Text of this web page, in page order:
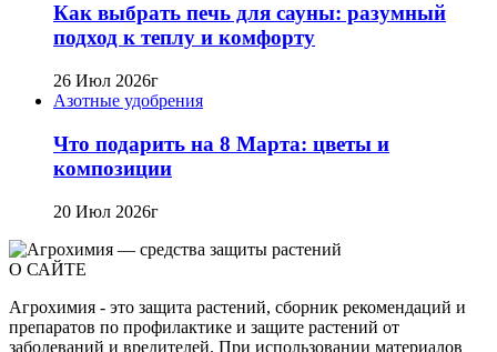
Как выбрать печь для сауны: разумный
подход к теплу и комфорту
26 Июл 2026г
Азотные удобрения
Что подарить на 8 Марта: цветы и
композиции
20 Июл 2026г
О САЙТЕ
Агрохимия - это защита растений, сборник рекомендаций и
препаратов по профилактике и защите растений от
заболеваний и вредителей. При использовании материалов